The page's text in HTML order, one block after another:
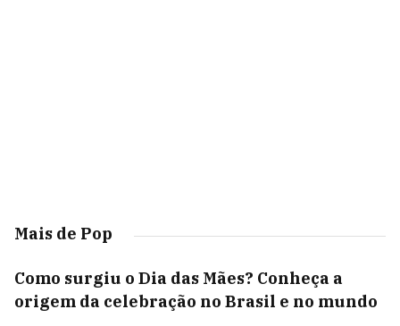
Mais de Pop
Como surgiu o Dia das Mães? Conheça a
origem da celebração no Brasil e no mundo